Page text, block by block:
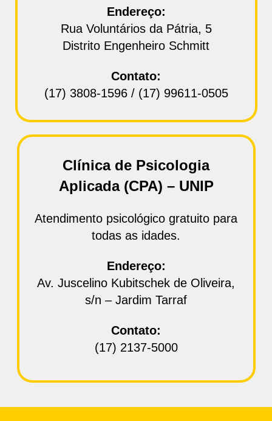
Endereço:
Rua Voluntários da Pátria, 5
Distrito Engenheiro Schmitt
Contato:
(17) 3808‑1596 / (17) 99611‑0505
Clínica de Psicologia
Aplicada (CPA) – UNIP
Atendimento psicológico gratuito para
todas as idades.
Endereço:
Av. Juscelino Kubitschek de Oliveira,
s/n – Jardim Tarraf
Contato:
(17) 2137‑5000